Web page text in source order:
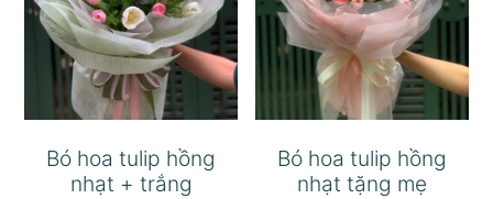
Bó hoa tulip hồng
nhạt + trắng
Bó hoa tulip hồng
nhạt tặng mẹ